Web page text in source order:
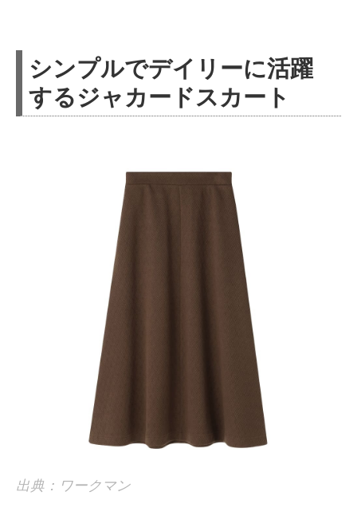
シンプルでデイリーに活躍
するジャカードスカート
出典：ワークマン